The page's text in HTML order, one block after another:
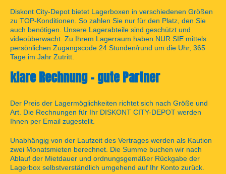
Diskont City-Depot bietet Lagerboxen in verschiedenen Größen
zu TOP-Konditionen. So zahlen Sie nur für den Platz, den Sie
auch benötigen. Unsere Lagerabteile sind geschützt und
videoüberwacht. Zu Ihrem Lagerraum haben NUR SIE mittels
persönlichen Zugangscode 24 Stunden/rund um die Uhr, 365
Tage im Jahr Zutritt.
klare Rechnung - gute Partner
Der Preis der Lagermöglichkeiten richtet sich nach Größe und
Art. Die Rechnungen für Ihr DISKONT CITY-DEPOT werden
Ihnen per Email zugestellt.
Unabhängig von der Laufzeit des Vertrages werden als Kaution
zwei Monatsmieten berechnet. Die Summe buchen wir nach
Ablauf der Mietdauer und ordnungsgemäßer Rückgabe der
Lagerbox selbstverständlich umgehend auf Ihr Konto zurück.